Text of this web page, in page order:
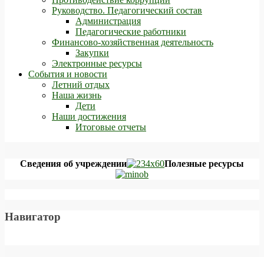
Руководство. Педагогический состав
Администрация
Педагогические работники
Финансово-хозяйственная деятельность
Закупки
Электронные ресурсы
События и новости
Летний отдых
Наша жизнь
Дети
Наши достижения
Итоговые отчеты
Сведения об учреждении Полезные ресурсы
Навигатор